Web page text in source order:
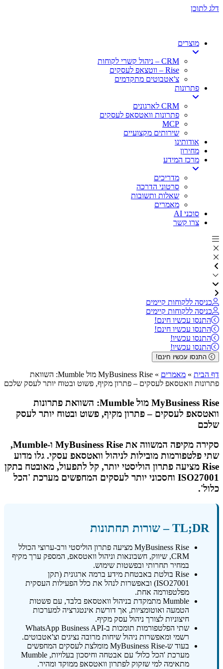
דלג לתוכן
מוצרים
CRM – ניהול קשרי לקוחות
Rise – ווטצאפ לעסקים
צ'אטבוטים מתקדמים
פתרונות
CRM לארגונים
פתרונות וואטסאפ לעסקים
MCP
שירותים מקצועיים
אודותינו
מחירון
מרכז המידע
מדריכים
סרטוני הדרכה
שאלות ותשובות
מאמרים
סוכני AI
צרו קשר
כניסה ללקוחות קיימים
כניסה ללקוחות קיימים
התנסו עכשיו חינם!
התנסו עכשיו חינם!
התנסו עכשיו!
התנסו עכשיו!
התנסו עכשיו חינם!
דף הבית » מאמרים »
MyBusiness Rise מול Mumble: השוואת
פתרונות וואטסאפ לעסקים – פתרון מקיף, פשוט ובטוח יותר לעסק שלכם
MyBusiness Rise מול Mumble: השוואת פתרונות
וואטסאפ לעסקים – פתרון מקיף, פשוט ובטוח יותר לעסק
שלכם
סקירה מקיפה המשווה את MyBusiness Rise ו-Mumble,
שתי פלטפורמות מובילות לניהול וואטסאפ עסקי. גלו מדוע
Rise מציעה פתרון הוליסטי יותר, קל לתפעול, מאובטח בתקן
ISO27001 וחסכוני יותר לעסקים המחפשים מערכת 'הכל
כלול'.
TL;DR – שורות תחתונות
MyBusiness Rise מציעה פתרון הוליסטי ורב-ערוצי הכולל
CRM, שיווק, חשבונאות וניהול וואטסאפ, המספק ערך מקיף
במחיר תחרותי ובפשטות שימוש.
Rise בולטת באבטחת מידע ברמה ארגונית (תקן
ISO27001) ובאפשרות לנהל את כלל הפעילות העסקית
מפלטפורמה אחת.
Mumble מתמקדת בניהול וואטסאפ בלבד, עם פשטות
הטמעה ואוטומציות, אך דורשת אינטגרציה למערכות
חיצוניות לצורך ניהול עסק מקיף.
שתי הפלטפורמות תומכות ב-WhatsApp Business API
רשמי ומאפשרות ניהול שיחות מרובה נציגים וצ'אטבוטים.
בעוד ש-MyBusiness Rise מומלצת לעסקים המחפשים
מערכת 'הכל כלול' עם אבטחה וחיסכון בעלויות, Mumble
מתאימה למי שזקוק לפתרון וואטסאפ ממוקד ומהיר.